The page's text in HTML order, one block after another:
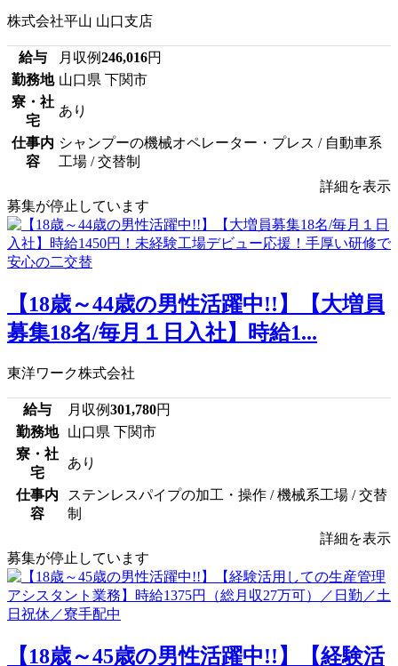
株式会社平山 山口支店
給与 月収例246,016円
勤務地 山口県 下関市
寮・社
宅
あり
仕事内
容
シャンプーの機械オペレーター・プレス / 自動車系
工場 / 交替制
詳細を表示
募集が停止しています
【18歳～44歳の男性活躍中!!】【大増員
募集18名/毎月１日入社】時給1...
東洋ワーク株式会社
給与 月収例301,780円
勤務地
山口県 下関市
寮・社
宅
あり
仕事内
容
ステンレスパイプの加工・操作 / 機械系工場 / 交替
制
詳細を表示
募集が停止しています
【18歳～45歳の男性活躍中!!】【経験活